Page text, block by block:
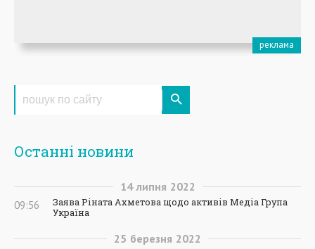
Останні новини
14 липня 2022
09:56
Заява Ріната Ахметова щодо активів Медіа Група
Україна
25 березня 2022